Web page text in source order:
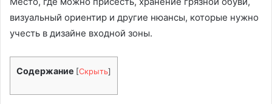
визуальный ориентир и другие нюансы, которые нужно
учесть в дизайне входной зоны.
Содержание [Скрыть]